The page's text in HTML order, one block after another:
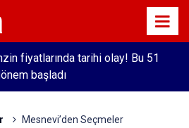
fiyatlarında tarihi olay! Bu 51
başladı
Mesnevi’den Seçmeler